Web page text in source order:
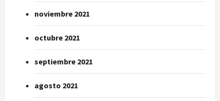
noviembre 2021
octubre 2021
septiembre 2021
agosto 2021